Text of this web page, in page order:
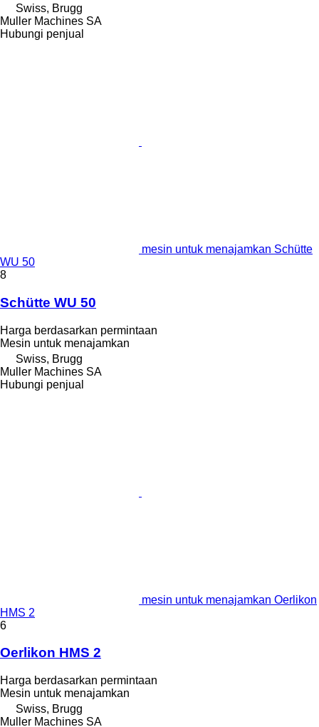
Swiss, Brugg
Muller Machines SA
Hubungi penjual
mesin untuk menajamkan Schütte
WU 50
8
Schütte WU 50
Harga berdasarkan permintaan
Mesin untuk menajamkan
Swiss, Brugg
Muller Machines SA
Hubungi penjual
mesin untuk menajamkan Oerlikon
HMS 2
6
Oerlikon HMS 2
Harga berdasarkan permintaan
Mesin untuk menajamkan
Swiss, Brugg
Muller Machines SA